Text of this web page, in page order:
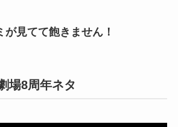
見てて飽きません！
場8周年ネタ